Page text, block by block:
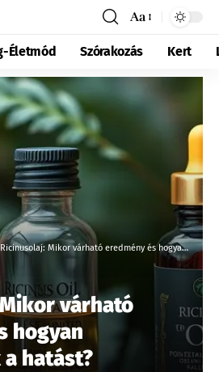
Aa
Életmód Szórakozás Kert
Ricinusolaj: Mikor várható eredmény és hogyan fokozhatjuk a hatást?
várható
hogyan
hatást?